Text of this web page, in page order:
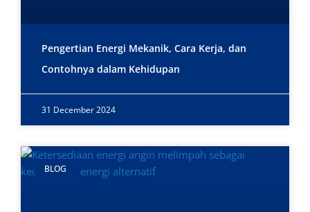
Pengertian Energi Mekanik, Cara Kerja, dan
Contohnya dalam Kehidupan
31 December 2024
BLOG